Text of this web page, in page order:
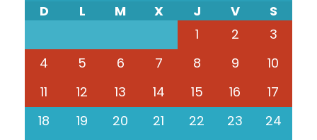
D L M X J V
S
1
2
3
4
5 6 7 8 9
10
11
12 13 14 15 16
17
18
19 20 21 22 23
24